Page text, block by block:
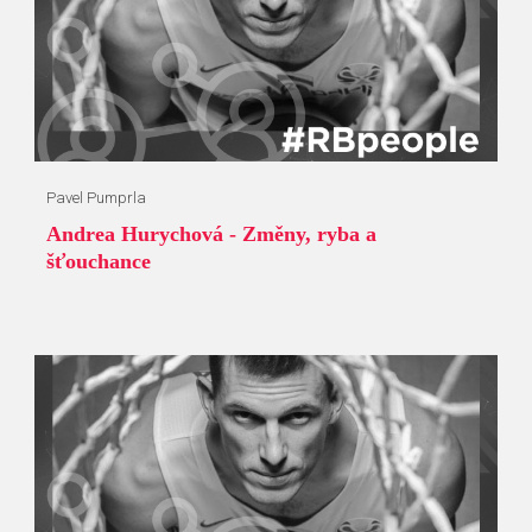
Pavel Pumprla
Andrea Hurychová - Změny, ryba a
šťouchance